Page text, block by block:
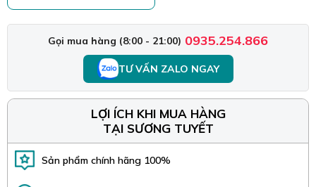
Gọi mua hàng (8:00 - 21:00) 0935.254.866
TƯ VẤN ZALO NGAY
LỢI ÍCH KHI MUA HÀNG
TẠI SƯƠNG TUYẾT
Sản phẩm chính hãng 100%